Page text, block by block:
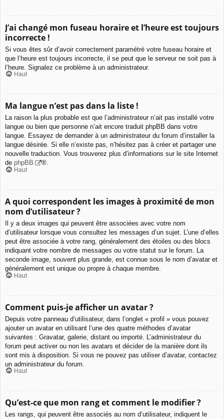
J’ai changé mon fuseau horaire et l’heure est toujours
incorrecte !
Si vous êtes sûr d’avoir correctement paramétré votre fuseau horaire et
que l’heure est toujours incorrecte, il se peut que le serveur ne soit pas à
l’heure. Signalez ce problème à un administrateur.
Haut
Ma langue n’est pas dans la liste !
La raison la plus probable est que l’administrateur n’ait pas installé votre
langue ou bien que personne n’ait encore traduit phpBB dans votre
langue. Essayez de demander à un administrateur du forum d’installer la
langue désirée. Si elle n’existe pas, n’hésitez pas à créer et partager une
nouvelle traduction. Vous trouverez plus d’informations sur le site Internet
de phpBB ®.
Haut
A quoi correspondent les images à proximité de mon
nom d’utilisateur ?
Il y a deux images qui peuvent être associées avec votre nom
d’utilisateur lorsque vous consultez les messages d’un sujet. L’une d’elles
peut être associée à votre rang, généralement des étoiles ou des blocs
indiquant votre nombre de messages ou votre statut sur le forum. La
seconde image, souvent plus grande, est connue sous le nom d’avatar et
généralement est unique ou propre à chaque membre.
Haut
Comment puis-je afficher un avatar ?
Depuis votre panneau d’utilisateur, dans l’onglet « profil » vous pouvez
ajouter un avatar en utilisant l’une des quatre méthodes d’avatar
suivantes : Gravatar, galerie, distant ou importé. L’administrateur du
forum peut activer ou non les avatars et décider de la manière dont ils
sont mis à disposition. Si vous ne pouvez pas utiliser d’avatar, contactez
un administrateur du forum.
Haut
Qu’est-ce que mon rang et comment le modifier ?
Les rangs, qui peuvent être associés au nom d’utilisateur, indiquent le